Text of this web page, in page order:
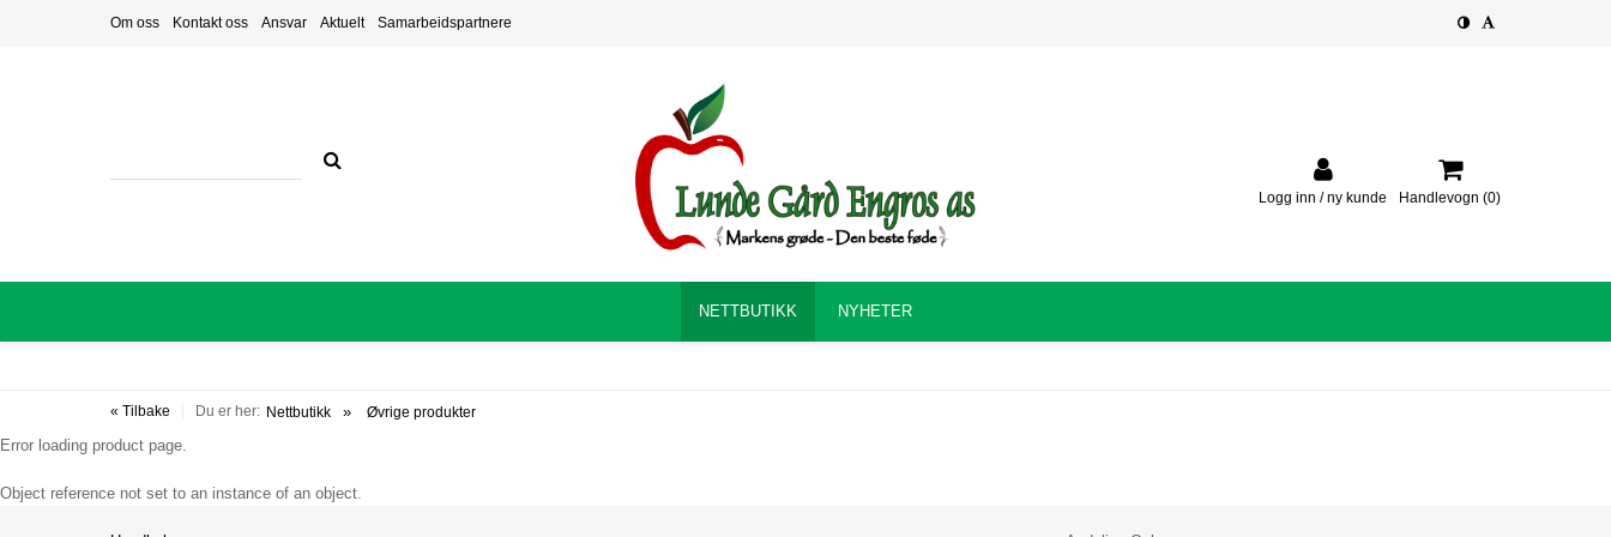
Om oss Kontakt oss Ansvar Aktuelt Samarbeidspartnere
Logg inn / ny kunde Handlevogn (0)
NETTBUTIKK NYHETER
« Tilbake Du er her: Nettbutikk Øvrige produkter
Error loading product page.
Object reference not set to an instance of an object.